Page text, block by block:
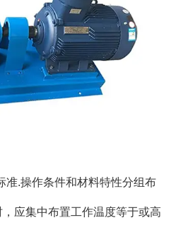
准.操作条件和材料特性分组布
应集中布置工作温度等于或高